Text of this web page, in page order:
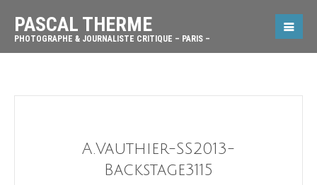
PASCAL THERME
PHOTOGRAPHE & JOURNALISTE CRITIQUE – PARIS –
A.Vauthier-SS2013-
Backstage3115